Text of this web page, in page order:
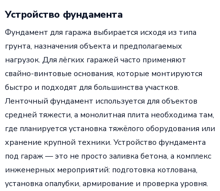
Устройство фундамента
Фундамент для гаража выбирается исходя из типа
грунта, назначения объекта и предполагаемых
нагрузок. Для лёгких гаражей часто применяют
свайно-винтовые основания, которые монтируются
быстро и подходят для большинства участков.
Ленточный фундамент используется для объектов
средней тяжести, а монолитная плита необходима там,
где планируется установка тяжёлого оборудования или
хранение крупной техники. Устройство фундамента
под гараж — это не просто заливка бетона, а комплекс
инженерных мероприятий: подготовка котлована,
установка опалубки, армирование и проверка уровня.